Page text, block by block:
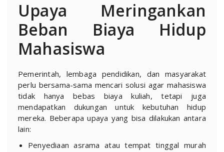
Upaya Meringankan
Beban Biaya Hidup
Mahasiswa
Pemerintah, lembaga pendidikan, dan masyarakat
perlu bersama-sama mencari solusi agar mahasiswa
tidak hanya bebas biaya kuliah, tetapi juga
mendapatkan dukungan untuk kebutuhan hidup
mereka. Beberapa upaya yang bisa dilakukan antara
lain:
Penyediaan asrama atau tempat tinggal murah